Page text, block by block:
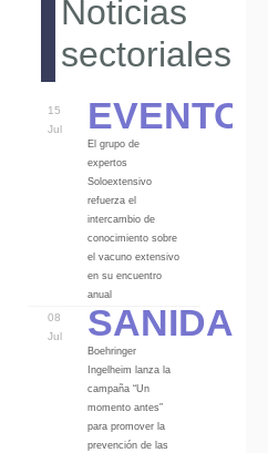
Noticias
sectoriales
15
Jul
Eventos
El grupo de
expertos
Soloextensivo
refuerza el
intercambio de
conocimiento sobre
el vacuno extensivo
en su encuentro
anual
08
Jul
Sanidad
Boehringer
Ingelheim lanza la
campaña “Un
momento antes”
para promover la
prevención de las